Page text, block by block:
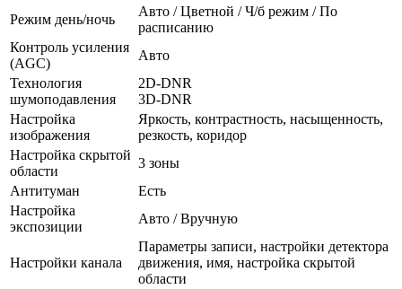
Режим день/ночь
Авто / Цветной / Ч/б режим / По
расписанию
Контроль усиления
(AGC)
Авто
Технология
шумоподавления
2D-DNR
3D-DNR
Настройка
изображения
Яркость, контрастность, насыщенность,
резкость, коридор
Настройка скрытой
области
3 зоны
Антитуман
Есть
Настройка
экспозиции
Авто / Вручную
Настройки канала
Параметры записи, настройки детектора
движения, имя, настройка скрытой
области